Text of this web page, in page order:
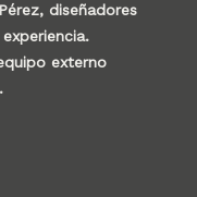
diseñadores
externo